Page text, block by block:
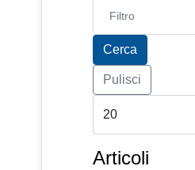
Inserisci parte
Cerca
Pulisci
Articoli